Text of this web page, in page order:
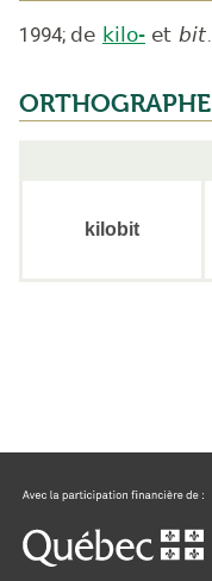
1994; de kilo- et bit.
ORTHOGRAPHE
kilobit